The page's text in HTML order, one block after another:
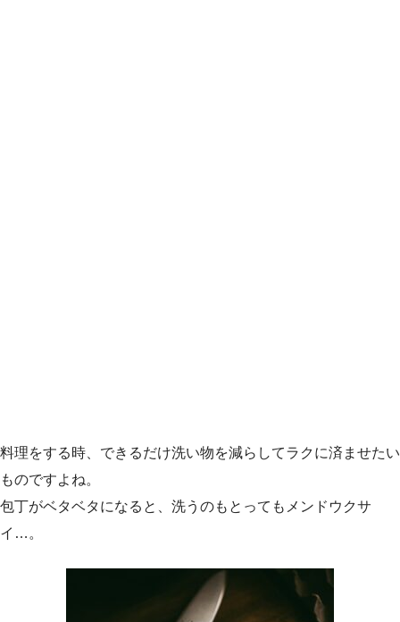
料理をする時、できるだけ洗い物を減らしてラクに済ませたい
ものですよね。
包丁がベタベタになると、洗うのもとってもメンドウクサ
イ…。